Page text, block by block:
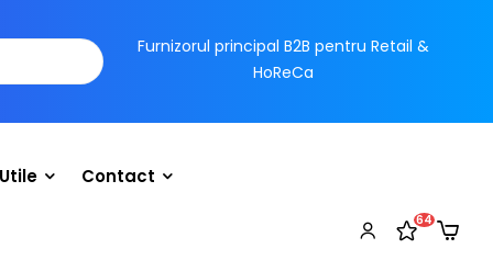
Furnizorul principal B2B pentru Retail &
HoReCa
Utile Contact
64